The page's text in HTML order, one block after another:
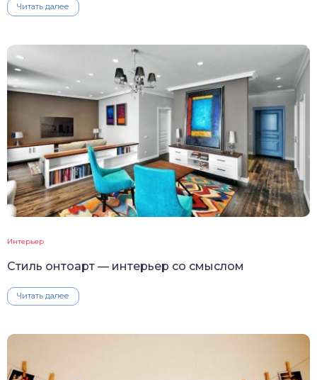
Читать далее
Интерьер
Стиль онтоарт — интерьер со смыслом
Читать далее